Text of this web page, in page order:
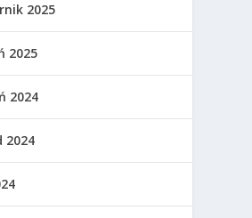
2025
2025
2024
2024